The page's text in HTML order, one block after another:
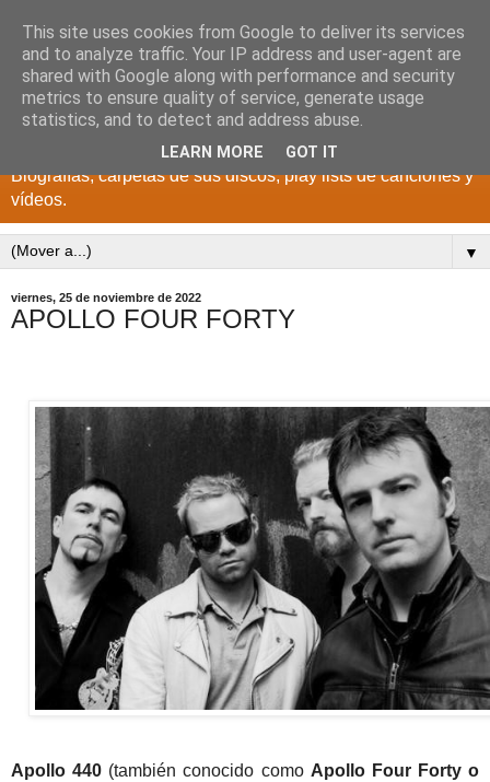
DISCOS PARA EL
RECUERDO
CANTANTES Y GRUPOS DE LOS AÑOS 1950 a 2022.
Biografías, carpetas de sus discos, play lists de canciones y
vídeos.
▼
viernes, 25 de noviembre de 2022
APOLLO FOUR FORTY
Apollo 440 (también conocido como Apollo Four Forty o
This site uses cookies from Google to deliver its services
and to analyze traffic. Your IP address and user-agent are
shared with Google along with performance and security
metrics to ensure quality of service, generate usage
statistics, and to detect and address abuse.
LEARN MORE GOT IT